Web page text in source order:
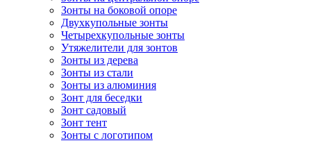
Зонты на боковой опоре
Двухкупольные зонты
Четырехкупольные зонты
Утяжелители для зонтов
Зонты из дерева
Зонты из стали
Зонты из алюминия
Зонт для беседки
Зонт садовый
Зонт тент
Зонты с логотипом